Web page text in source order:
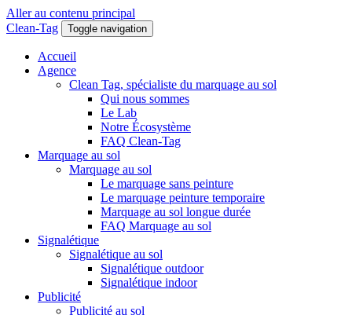
Aller au contenu principal
Clean-Tag
Toggle navigation
Accueil
Agence
Clean Tag, spécialiste du marquage au sol
Qui nous sommes
Le Lab
Notre Écosystème
FAQ Clean-Tag
Marquage au sol
Marquage au sol
Le marquage sans peinture
Le marquage peinture temporaire
Marquage au sol longue durée
FAQ Marquage au sol
Signalétique
Signalétique au sol
Signalétique outdoor
Signalétique indoor
Publicité
Publicité au sol